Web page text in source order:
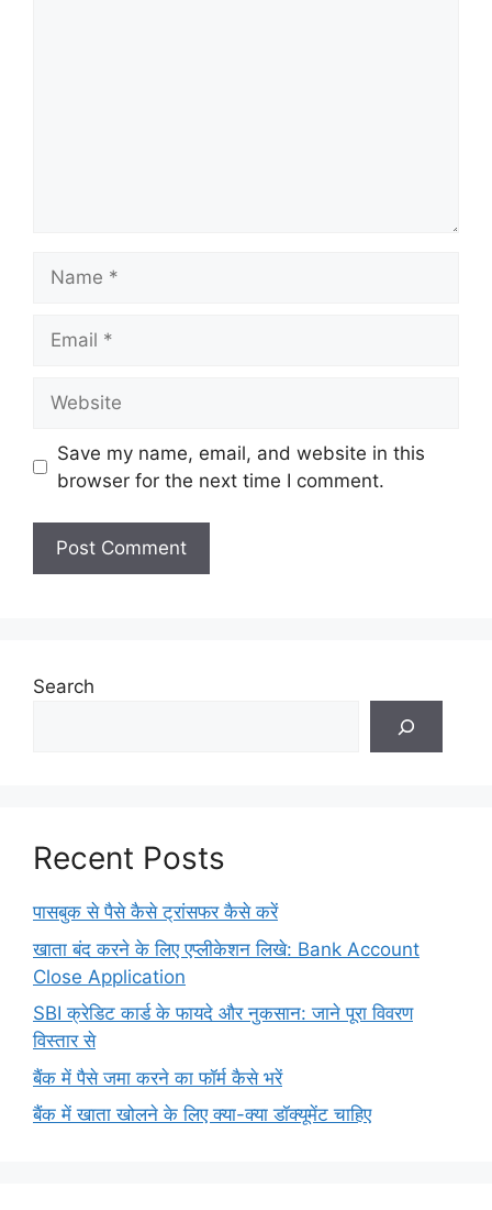
Save my name, email, and website in this
browser for the next time I comment.
Search
Recent Posts
पासबुक से पैसे कैसे ट्रांसफर कैसे करें
खाता बंद करने के लिए एप्लीकेशन लिखे: Bank Account
Close Application
SBI क्रेडिट कार्ड के फायदे और नुकसान: जाने पूरा विवरण
विस्तार से
बैंक में पैसे जमा करने का फॉर्म कैसे भरें
बैंक में खाता खोलने के लिए क्या-क्या डॉक्यूमेंट चाहिए